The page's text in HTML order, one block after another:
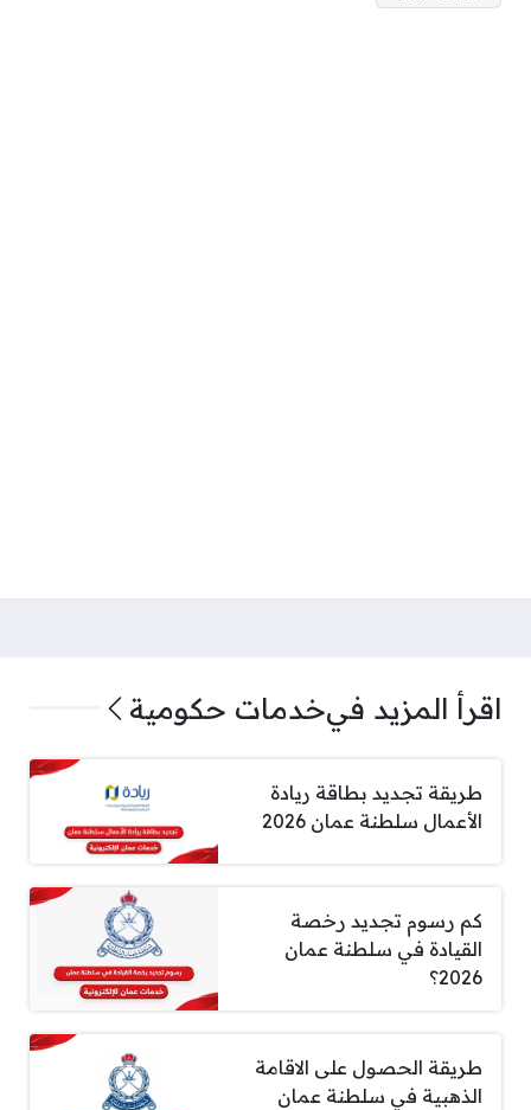
اقرأ المزيد فيخدمات حكومية
طريقة تجديد بطاقة ريادة
الأعمال سلطنة عمان 2026
كم رسوم تجديد رخصة
القيادة في سلطنة عمان
2026؟
طريقة الحصول على الاقامة
الذهبية في سلطنة عمان